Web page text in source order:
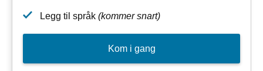
Legg til språk(kommer snart)
Kom i gang